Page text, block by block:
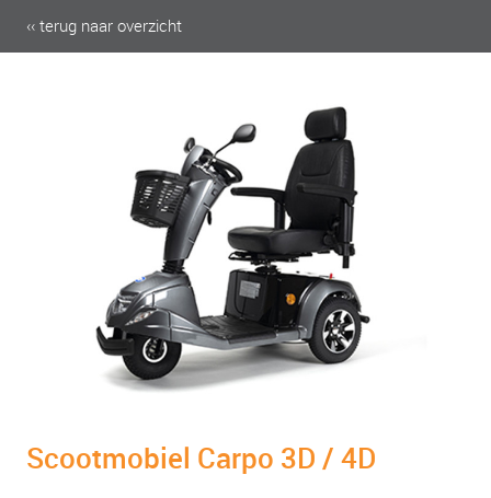
‹‹ terug naar overzicht
Scootmobiel Carpo 3D / 4D